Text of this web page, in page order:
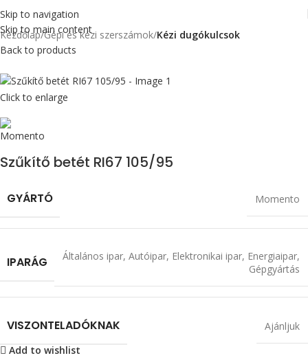
Skip to navigation
Skip to main content
Kezdőlap Gépi és kézi szerszámok Kézi dugókulcsok
Back to products
Click to enlarge
Szűkítő betét RI67 105/95
GYÁRTÓ Momento
IPARÁG Általános ipar, Autóipar, Elektronikai ipar, Energiaipar,
Gépgyártás
VISZONTELADÓKNAK
Ajánljuk
Add to wishlist